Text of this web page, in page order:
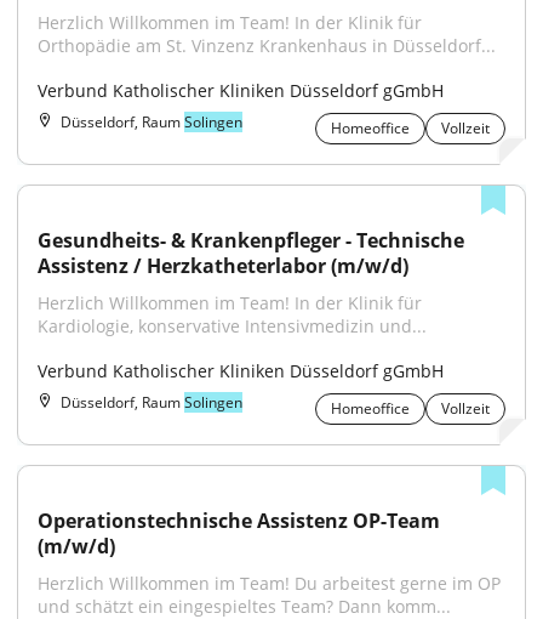
Herzlich Willkommen im Team! In der Klinik für
Orthopädie am St. Vinzenz Krankenhaus in Düsseldorf...
Verbund Katholischer Kliniken Düsseldorf gGmbH
Düsseldorf, RaumSolingen Homeoffice Vollzeit
Gesundheits- & Krankenpfleger - Technische
Assistenz / Herzkatheterlabor (m/w/d)
Herzlich Willkommen im Team! In der Klinik für
Kardiologie, konservative Intensivmedizin und...
Verbund Katholischer Kliniken Düsseldorf gGmbH
Düsseldorf, RaumSolingen Homeoffice Vollzeit
Operationstechnische Assistenz OP-Team
(m/w/d)
Herzlich Willkommen im Team! Du arbeitest gerne im OP
und schätzt ein eingespieltes Team? Dann komm...